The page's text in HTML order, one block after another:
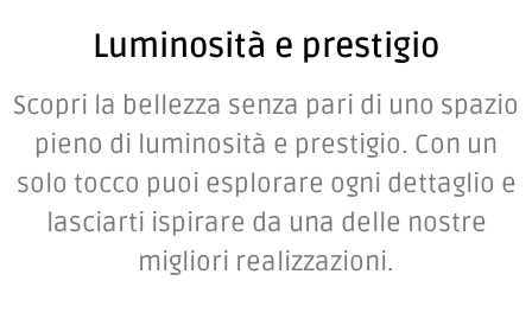
Luminosità e prestigio
Scopri la bellezza senza pari di uno spazio
pieno di luminosità e prestigio. Con un
solo tocco puoi esplorare ogni dettaglio e
lasciarti ispirare da una delle nostre
migliori realizzazioni.